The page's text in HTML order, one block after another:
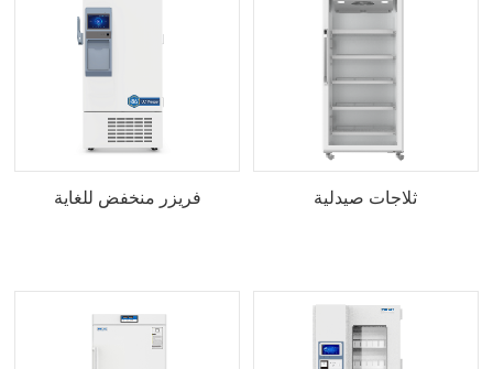
فريزر منخفض للغاية ثلاجات صيدلية